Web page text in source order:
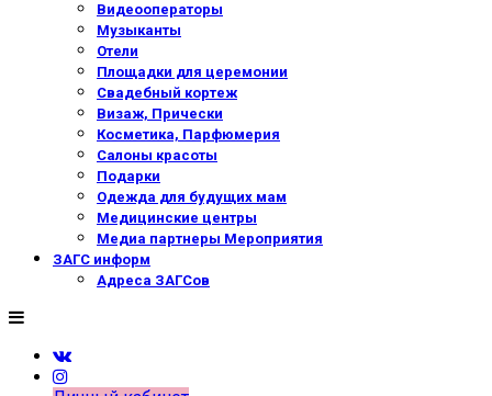
Видеооператоры
Музыканты
Отели
Площадки для церемонии
Свадебный кортеж
Визаж, Прически
Косметика, Парфюмерия
Салоны красоты
Подарки
Одежда для будущих мам
Медицинские центры
Медиа партнеры Мероприятия
ЗАГС информ
Адреса ЗАГСов